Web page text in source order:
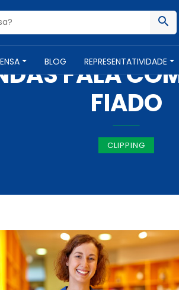
BLOG REPRESENTATIVIDADE
IMPRENSA -5 DE OUTUBRO
FALA
FIADO
CLIPPING